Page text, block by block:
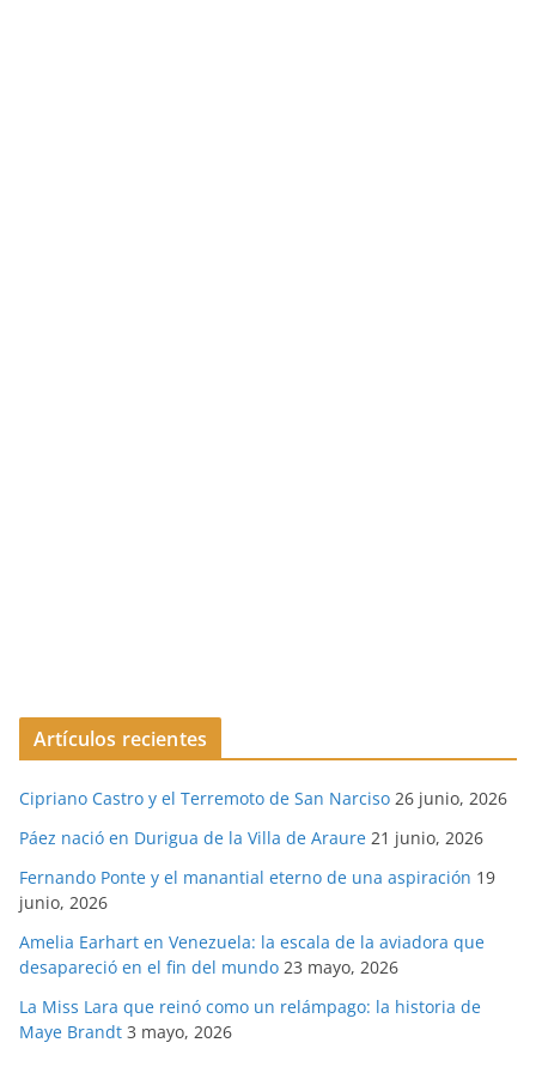
Artículos recientes
Cipriano Castro y el Terremoto de San Narciso 26 junio, 2026
Páez nació en Durigua de la Villa de Araure 21 junio, 2026
Fernando Ponte y el manantial eterno de una aspiración 19
junio, 2026
Amelia Earhart en Venezuela: la escala de la aviadora que
desapareció en el fin del mundo 23 mayo, 2026
La Miss Lara que reinó como un relámpago: la historia de
Maye Brandt 3 mayo, 2026